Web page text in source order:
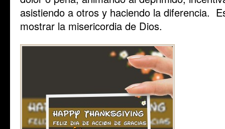
asistiendo a otros y haciendo la diferencia.
mostrar la misericordia de Dios.